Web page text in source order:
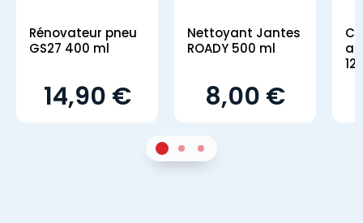
Rénovateur pneu
GS27 400 ml
14,90 €
Nettoyant Jantes
ROADY 500 ml
8,00 €
Sur 22Sur 23Sur 2